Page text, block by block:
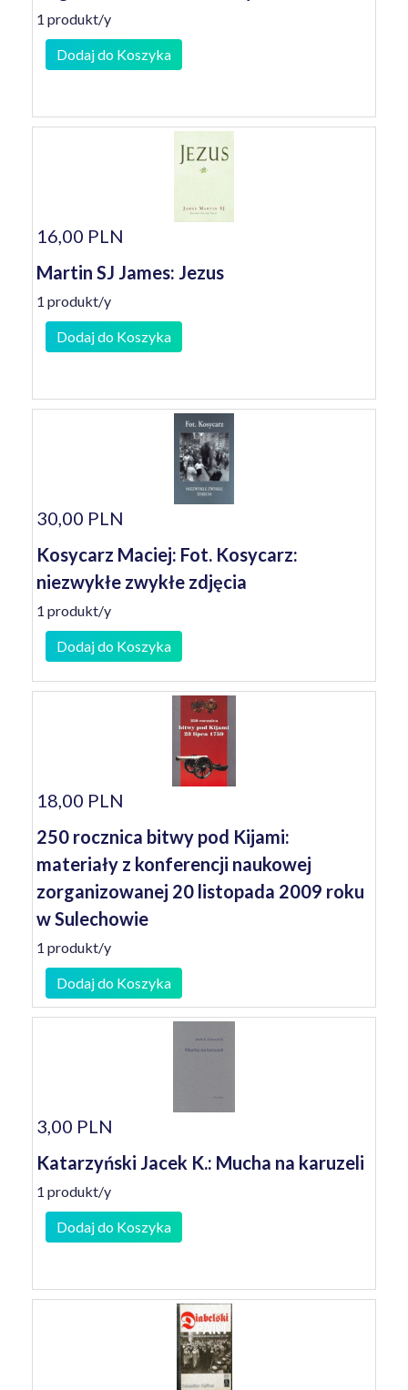
1 produkt/y
Dodaj do Koszyka
16,00 PLN
Martin SJ James: Jezus
1 produkt/y
Dodaj do Koszyka
30,00 PLN
Kosycarz Maciej: Fot. Kosycarz:
niezwykłe zwykłe zdjęcia
1 produkt/y
Dodaj do Koszyka
18,00 PLN
250 rocznica bitwy pod Kijami:
materiały z konferencji naukowej
zorganizowanej 20 listopada 2009 roku
w Sulechowie
1 produkt/y
Dodaj do Koszyka
3,00 PLN
Katarzyński Jacek K.: Mucha na karuzeli
1 produkt/y
Dodaj do Koszyka